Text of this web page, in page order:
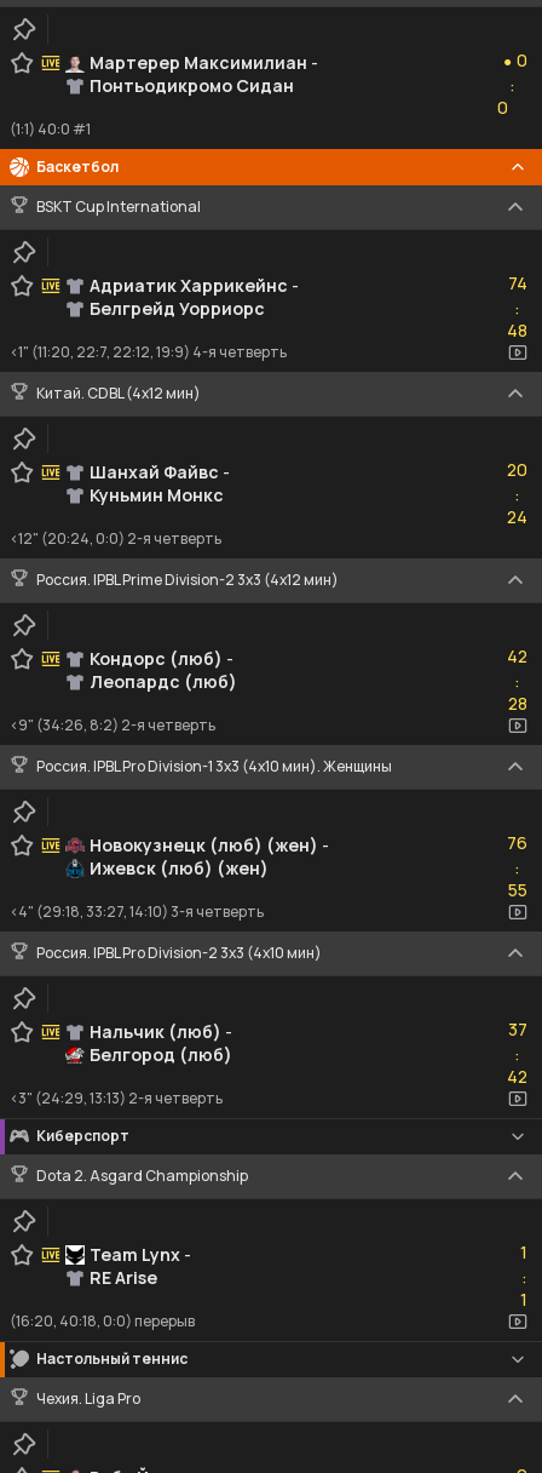
Мартерер Максимилиан -
Понтьодикромо Сидан
● 0
:
0
(1:1) 40:0 #1
Баскетбол
BSKT Cup International
Адриатик Харрикейнс -
Белгрейд Уорриорс
74
:48
48
<1" (11:20, 22:7, 22:12, 19:9) 4-я четверть
Китай. CDBL (4x12 мин)
Шанхай Файвс -
Куньмин Монкс
20
:24
24
<12" (20:24, 0:0) 2-я четверть
Россия. IPBL Prime Division-2 3x3 (4x12 мин)
Кондорс (люб) -
Леопардс (люб)
42
:28
28
<9" (34:26, 8:2) 2-я четверть
Россия. IPBL Pro Division-1 3x3 (4x10 мин). Женщины
Новокузнецк (люб) (жен) -
Ижевск (люб) (жен)
76
:55
55
<4" (29:18, 33:27, 14:10) 3-я четверть
Россия. IPBL Pro Division-2 3x3 (4x10 мин)
Нальчик (люб) -
Белгород (люб)
37
:42
42
<3" (24:29, 13:13) 2-я четверть
Киберспорт
Dota 2. Asgard Championship
Team Lynx -
RE Arise
1
:1
1
(16:20, 40:18, 0:0) перерыв
Настольный теннис
Чехия. Liga Pro